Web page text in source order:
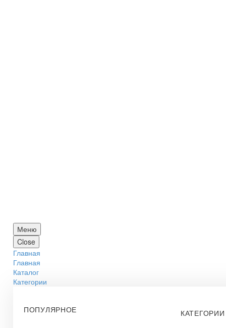
Меню
Close
Главная
Главная
Каталог
Категории
ПОПУЛЯРНОЕ
КАТЕГОРИИ